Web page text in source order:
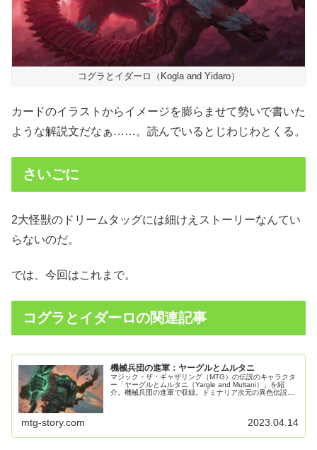
コグラとイダーロ（Kogla and Yidaro）
カードのイラストからイメージを膨らませて勢いで書いた
ような解説文だなぁ……。読んでいるとじわじわとくる。
さいごに
2大怪獣のドリームタッグには細けえストーリーなんてい
らないのだ。
では、今回はこれまで。
コグラとイダーロの関連記事
機械兵団の進軍：ヤーグルとムルタニ
マジック・ザ・ギャザリング（MTG）の伝説のキャラクタ
ー「ヤーグルとムルタニ（Yargle and Multani）」を紹
介。機械兵団の進軍で収録。ドミナリア次元の異色伝説コ
mtg-story.com 2023.04.14